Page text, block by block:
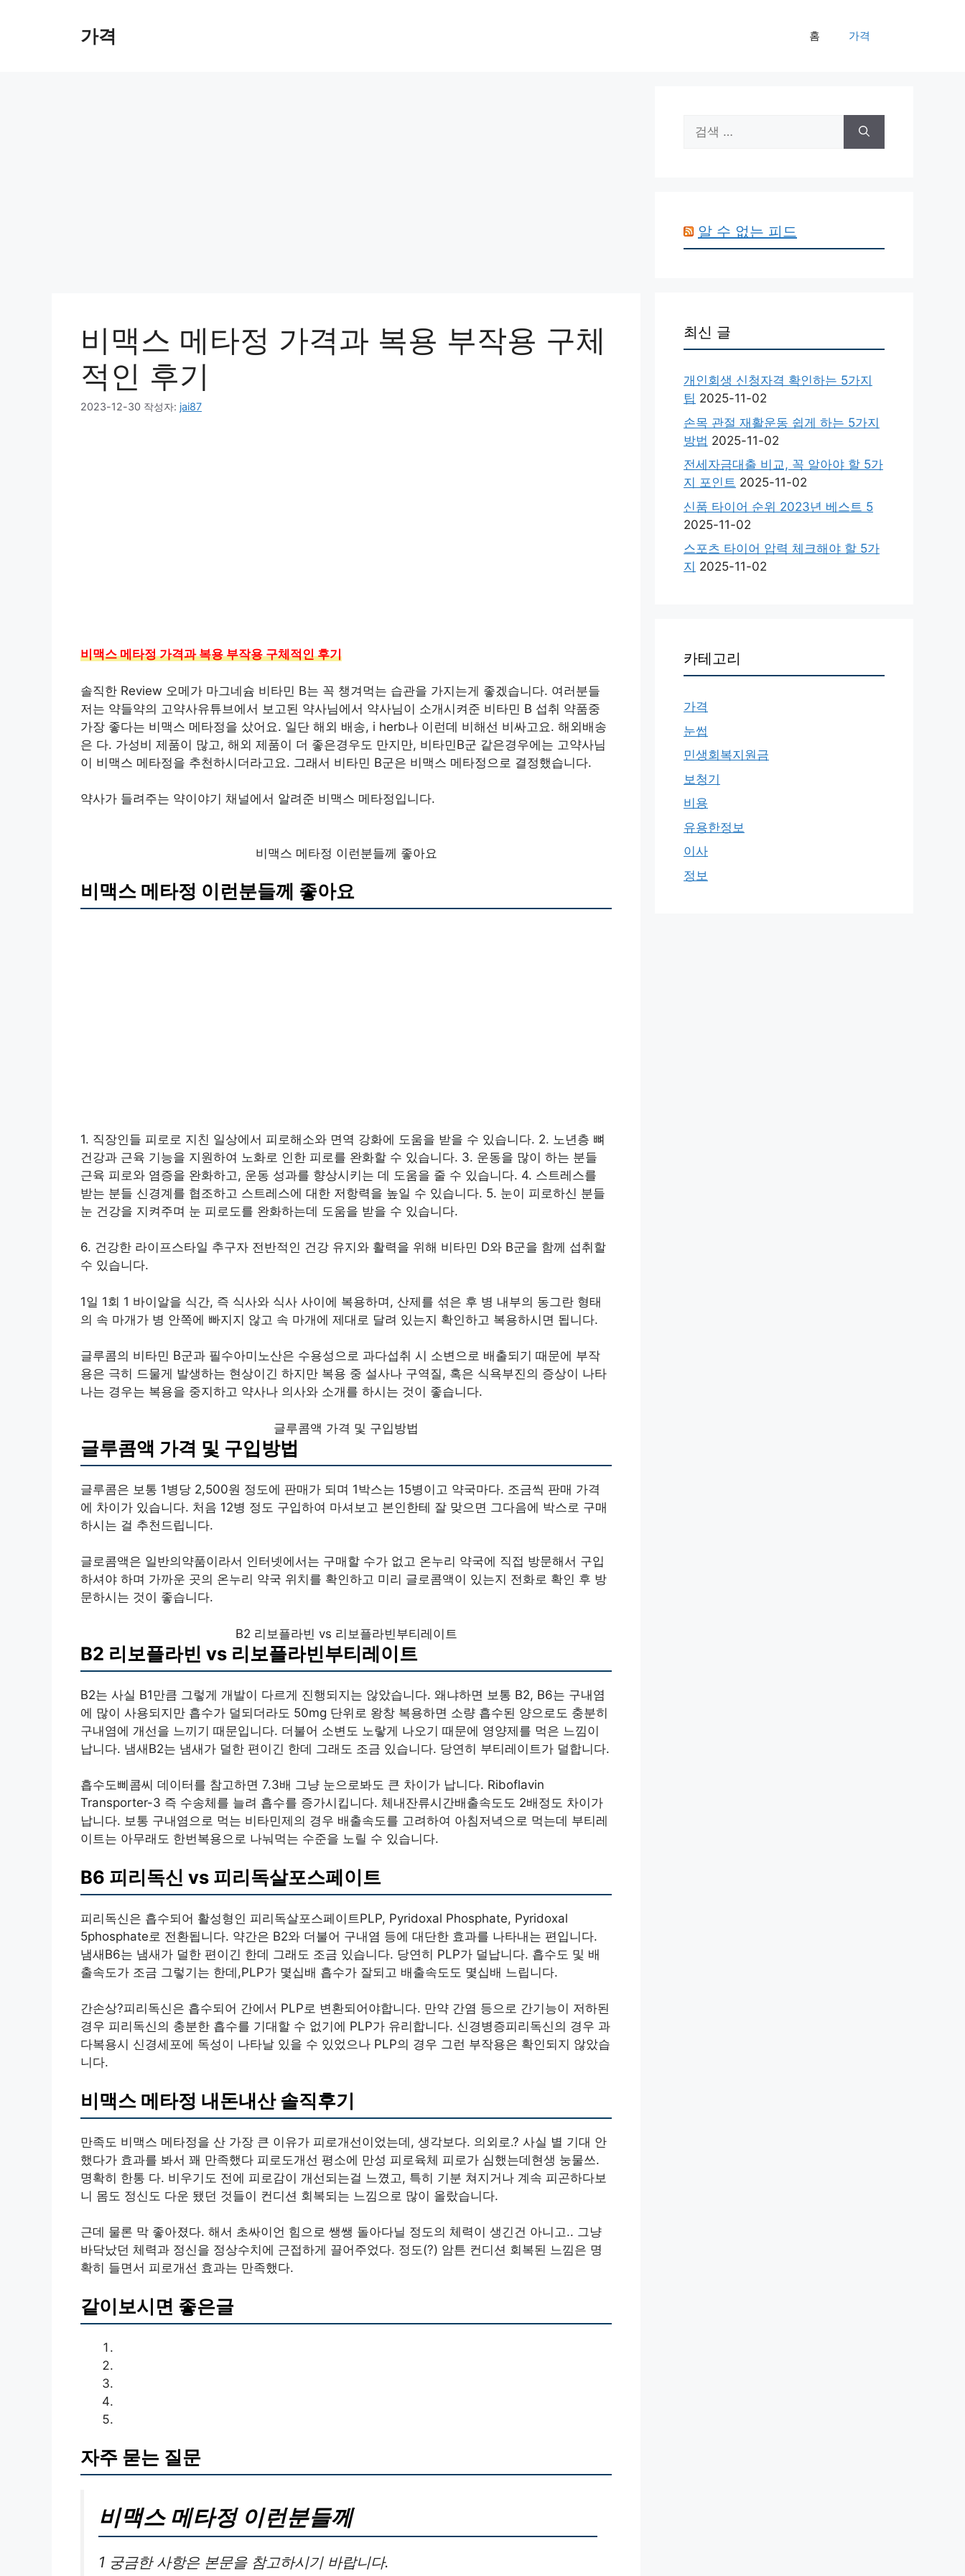
가격 홈 가격
비맥스 메타정 가격과 복용 부작용 구체
적인 후기
2023-12-30 작성자: jai87
비맥스 메타정 가격과 복용 부작용 구체적인 후기
솔직한 Review 오메가 마그네슘 비타민 B는 꼭 챙겨먹는 습관을 가지는게 좋겠습니다. 여러분들
저는 약들약의 고약사유튜브에서 보고된 약사님에서 약사님이 소개시켜준 비타민 B 섭취 약품중
가장 좋다는 비맥스 메타정을 샀어요. 일단 해외 배송, i herb나 이런데 비해선 비싸고요. 해외배송
은 다. 가성비 제품이 많고, 해외 제품이 더 좋은경우도 만지만, 비타민B군 같은경우에는 고약사님
이 비맥스 메타정을 추천하시더라고요. 그래서 비타민 B군은 비맥스 메타정으로 결정했습니다.
약사가 들려주는 약이야기 채널에서 알려준 비맥스 메타정입니다.
비맥스 메타정 이런분들께 좋아요
비맥스 메타정 이런분들께 좋아요
1. 직장인들 피로로 지친 일상에서 피로해소와 면역 강화에 도움을 받을 수 있습니다. 2. 노년층 뼈
건강과 근육 기능을 지원하여 노화로 인한 피로를 완화할 수 있습니다. 3. 운동을 많이 하는 분들
근육 피로와 염증을 완화하고, 운동 성과를 향상시키는 데 도움을 줄 수 있습니다. 4. 스트레스를
받는 분들 신경계를 협조하고 스트레스에 대한 저항력을 높일 수 있습니다. 5. 눈이 피로하신 분들
눈 건강을 지켜주며 눈 피로도를 완화하는데 도움을 받을 수 있습니다.
6. 건강한 라이프스타일 추구자 전반적인 건강 유지와 활력을 위해 비타민 D와 B군을 함께 섭취할
수 있습니다.
1일 1회 1 바이알을 식간, 즉 식사와 식사 사이에 복용하며, 산제를 섞은 후 병 내부의 동그란 형태
의 속 마개가 병 안쪽에 빠지지 않고 속 마개에 제대로 달려 있는지 확인하고 복용하시면 됩니다.
글루콤의 비타민 B군과 필수아미노산은 수용성으로 과다섭취 시 소변으로 배출되기 때문에 부작
용은 극히 드물게 발생하는 현상이긴 하지만 복용 중 설사나 구역질, 혹은 식욕부진의 증상이 나타
나는 경우는 복용을 중지하고 약사나 의사와 소개를 하시는 것이 좋습니다.
글루콤액 가격 및 구입방법
글루콤액 가격 및 구입방법
글루콤은 보통 1병당 2,500원 정도에 판매가 되며 1박스는 15병이고 약국마다. 조금씩 판매 가격
에 차이가 있습니다. 처음 12병 정도 구입하여 마셔보고 본인한테 잘 맞으면 그다음에 박스로 구매
하시는 걸 추천드립니다.
글로콤액은 일반의약품이라서 인터넷에서는 구매할 수가 없고 온누리 약국에 직접 방문해서 구입
하셔야 하며 가까운 곳의 온누리 약국 위치를 확인하고 미리 글로콤액이 있는지 전화로 확인 후 방
문하시는 것이 좋습니다.
B2 리보플라빈 vs 리보플라빈부티레이트
B2 리보플라빈 vs 리보플라빈부티레이트
B2는 사실 B1만큼 그렇게 개발이 다르게 진행되지는 않았습니다. 왜냐하면 보통 B2, B6는 구내염
에 많이 사용되지만 흡수가 덜되더라도 50mg 단위로 왕창 복용하면 소량 흡수된 양으로도 충분히
구내염에 개선을 느끼기 때문입니다. 더불어 소변도 노랗게 나오기 때문에 영양제를 먹은 느낌이
납니다. 냄새B2는 냄새가 덜한 편이긴 한데 그래도 조금 있습니다. 당연히 부티레이트가 덜합니다.
흡수도삐콤씨 데이터를 참고하면 7.3배 그냥 눈으로봐도 큰 차이가 납니다. Riboflavin
Transporter-3 즉 수송체를 늘려 흡수를 증가시킵니다. 체내잔류시간배출속도도 2배정도 차이가
납니다. 보통 구내염으로 먹는 비타민제의 경우 배출속도를 고려하여 아침저녁으로 먹는데 부티레
이트는 아무래도 한번복용으로 나눠먹는 수준을 노릴 수 있습니다.
B6 피리독신 vs 피리독살포스페이트
피리독신은 흡수되어 활성형인 피리독살포스페이트PLP, Pyridoxal Phosphate, Pyridoxal
5phosphate로 전환됩니다. 약간은 B2와 더불어 구내염 등에 대단한 효과를 나타내는 편입니다.
냄새B6는 냄새가 덜한 편이긴 한데 그래도 조금 있습니다. 당연히 PLP가 덜납니다. 흡수도 및 배
출속도가 조금 그렇기는 한데,PLP가 몇십배 흡수가 잘되고 배출속도도 몇십배 느립니다.
간손상?피리독신은 흡수되어 간에서 PLP로 변환되어야합니다. 만약 간염 등으로 간기능이 저하된
경우 피리독신의 충분한 흡수를 기대할 수 없기에 PLP가 유리합니다. 신경병증피리독신의 경우 과
다복용시 신경세포에 독성이 나타날 있을 수 있었으나 PLP의 경우 그런 부작용은 확인되지 않았습
니다.
비맥스 메타정 내돈내산 솔직후기
만족도 비맥스 메타정을 산 가장 큰 이유가 피로개선이었는데, 생각보다. 의외로.? 사실 별 기대 안
했다가 효과를 봐서 꽤 만족했다 피로도개선 평소에 만성 피로육체 피로가 심했는데현생 눙물쓰.
명확히 한통 다. 비우기도 전에 피로감이 개선되는걸 느꼈고, 특히 기분 쳐지거나 계속 피곤하다보
니 몸도 정신도 다운 됐던 것들이 컨디션 회복되는 느낌으로 많이 올랐습니다.
근데 물론 막 좋아졌다. 해서 초싸이언 힘으로 쌩쌩 돌아다닐 정도의 체력이 생긴건 아니고.. 그냥
바닥났던 체력과 정신을 정상수치에 근접하게 끌어주었다. 정도(?) 암튼 컨디션 회복된 느낌은 명
확히 들면서 피로개선 효과는 만족했다.
같이보시면 좋은글
자주 묻는 질문
비맥스 메타정 이런분들께
1 궁금한 사항은 본문을 참고하시기 바랍니다.
색:
알 수 없는 피드
최신 글
개인회생 신청자격 확인하는 5가지
팁 2025-11-02
손목 관절 재활운동 쉽게 하는 5가지
방법 2025-11-02
전세자금대출 비교, 꼭 알아야 할 5가
지 포인트 2025-11-02
신품 타이어 순위 2023년 베스트 5
2025-11-02
스포츠 타이어 압력 체크해야 할 5가
지 2025-11-02
카테고리
가격
눈썹
민생회복지원금
보청기
비용
유용한정보
이사
정보